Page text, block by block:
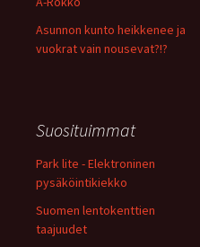
Asunnon kunto heikkenee ja
vuokrat vain nousevat?!?
Suosituimmat
Park lite - Elektroninen
pysäköintikiekko
Suomen lentokenttien
taajuudet